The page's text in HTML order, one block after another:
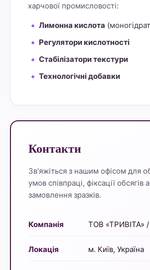
харчової промисловості:
Лимонна кислота
Регулятори кислотності
Стабілізатори текстури
Технологічні добавки
Контакти
Зв'яжіться з нашим офісом для
умов співпраці, фіксації обсягів
замовлення зразків.
Компанія ТОВ «ТРИВІТА» /
Локація м. Київ, Україна